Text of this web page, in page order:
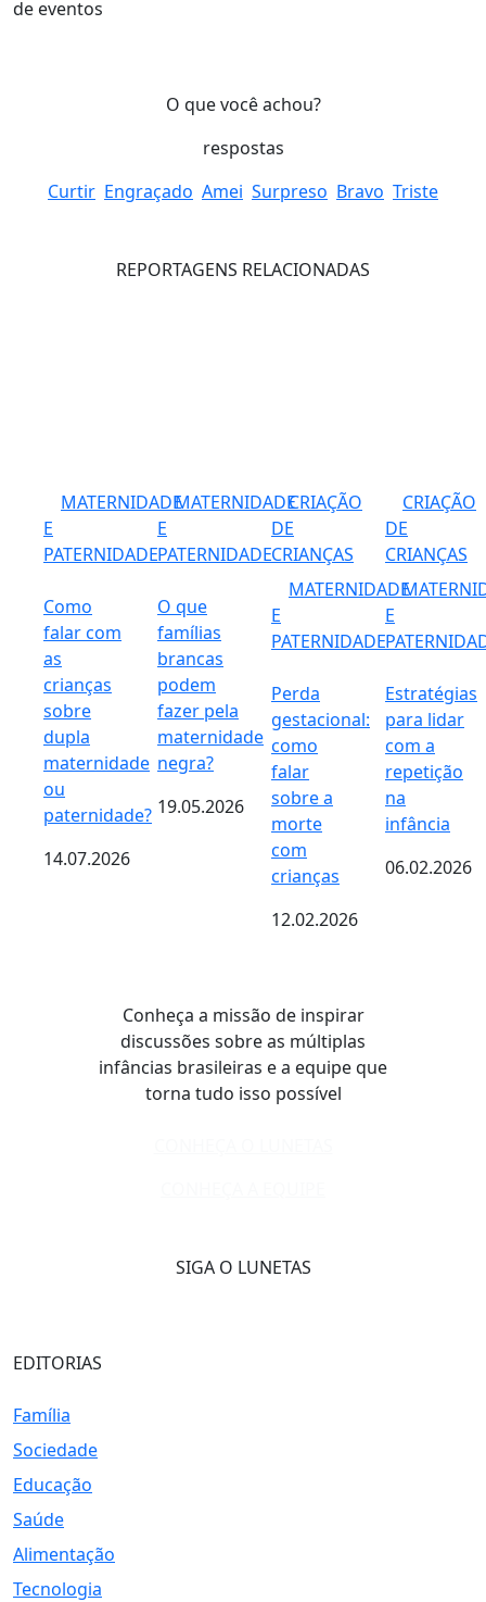
de eventos
O que você achou?
respostas
Curtir Engraçado Amei Surpreso Bravo Triste
REPORTAGENS RELACIONADAS
MATERNIDADE
E
PATERNIDADE
Como
falar com
as
crianças
sobre
dupla
maternidade
ou
paternidade?
14.07.2026
MATERNIDADE
E
PATERNIDADE
O que
famílias
brancas
podem
fazer pela
maternidade
negra?
19.05.2026
CRIAÇÃO
DE
CRIANÇAS
MATERNIDADE
E
PATERNIDADE
Perda
gestacional:
como
falar
sobre a
morte
com
crianças
12.02.2026
CRIAÇÃO
DE
CRIANÇAS
E
Estratégias
para lidar
com a
repetição
na
infância
06.02.2026
Conheça a missão de inspirar
discussões sobre as múltiplas
infâncias brasileiras e a equipe que
torna tudo isso possível
SIGA O LUNETAS
EDITORIAS
Família
Sociedade
Educação
Saúde
Alimentação
Tecnologia